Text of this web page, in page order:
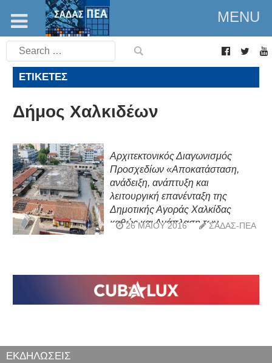
MENU
Search
for:
ΕΤΙΚΈΤΕΣ
Δήμος Χαλκιδέων
Αρχιτεκτονικός Διαγωνισμός
Προσχεδίων «Αποκατάσταση,
ανάδειξη, ανάπτυξη και
λειτουργική επανένταξη της
Δημοτικής Αγοράς Χαλκίδας
καθώς και Ανάπλαση των
26 ΜΑΪ́ΟΥ 2016 ΣΑΔΑΣ-ΠΕΑ
ΕΚΔΗΛΩΣΕΙΣ